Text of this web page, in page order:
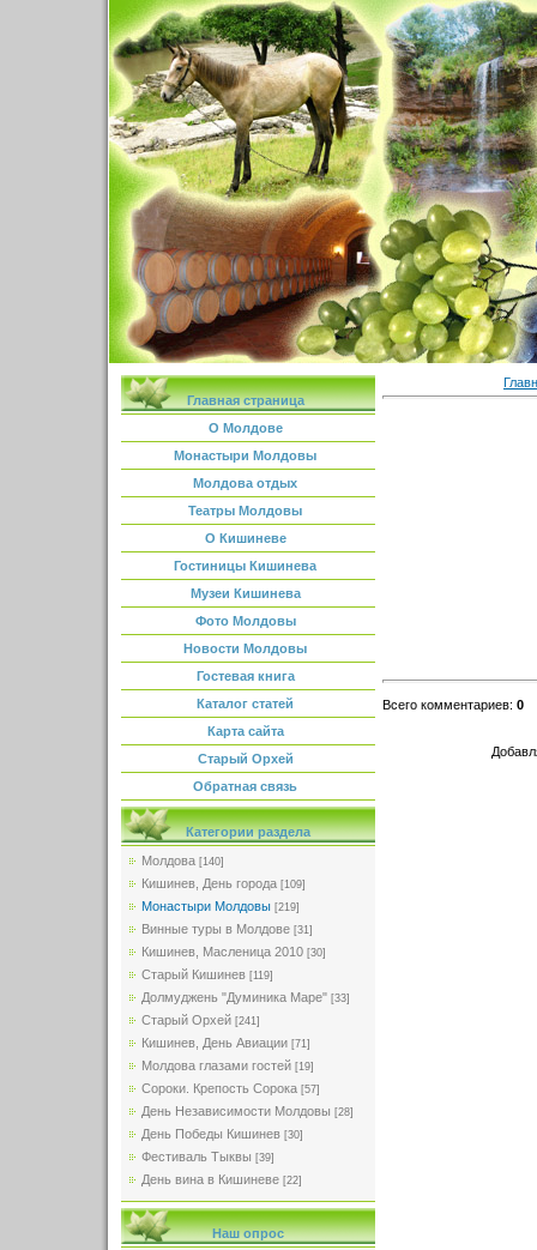
Главная страница
О Молдове
Монастыри Молдовы
Молдова отдых
Театры Молдовы
О Кишиневе
Гостиницы Кишинева
Музеи Кишинева
Фото Молдовы
Новости Молдовы
Гостевая книга
Каталог статей
Карта сайта
Старый Орхей
Обратная связь
Категории раздела
Молдова [140]
Кишинев, День города [109]
Монастыри Молдовы [219]
Винные туры в Молдове [31]
Кишинев, Масленица 2010 [30]
Старый Кишинев [119]
Долмуджень "Думиника Маре" [33]
Старый Орхей [241]
Кишинев, День Авиации [71]
Молдова глазами гостей [19]
Сороки. Крепость Сорока [57]
День Независимости Молдовы [28]
День Победы Кишинев [30]
Фестиваль Тыквы [39]
День вина в Кишиневе [22]
Наш опрос
Всего комментариев: 0